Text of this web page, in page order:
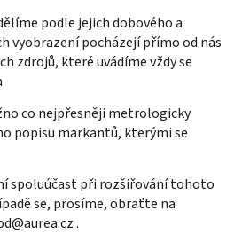
podle jejich dobového a
vyobrazení pocházejí přímo od nás
zdrojů, které uvádíme vždy se
co nejpřesněji metrologicky
popisu markantů, kterými se
spoluúčast při rozšiřování tohoto
se, prosíme, obraťte na
.